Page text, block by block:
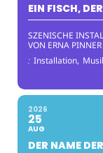
EIN FISCH,
SZENISCHE
VON ERNA PINNER
: Installation,
2026
25
AUG
DER NAME